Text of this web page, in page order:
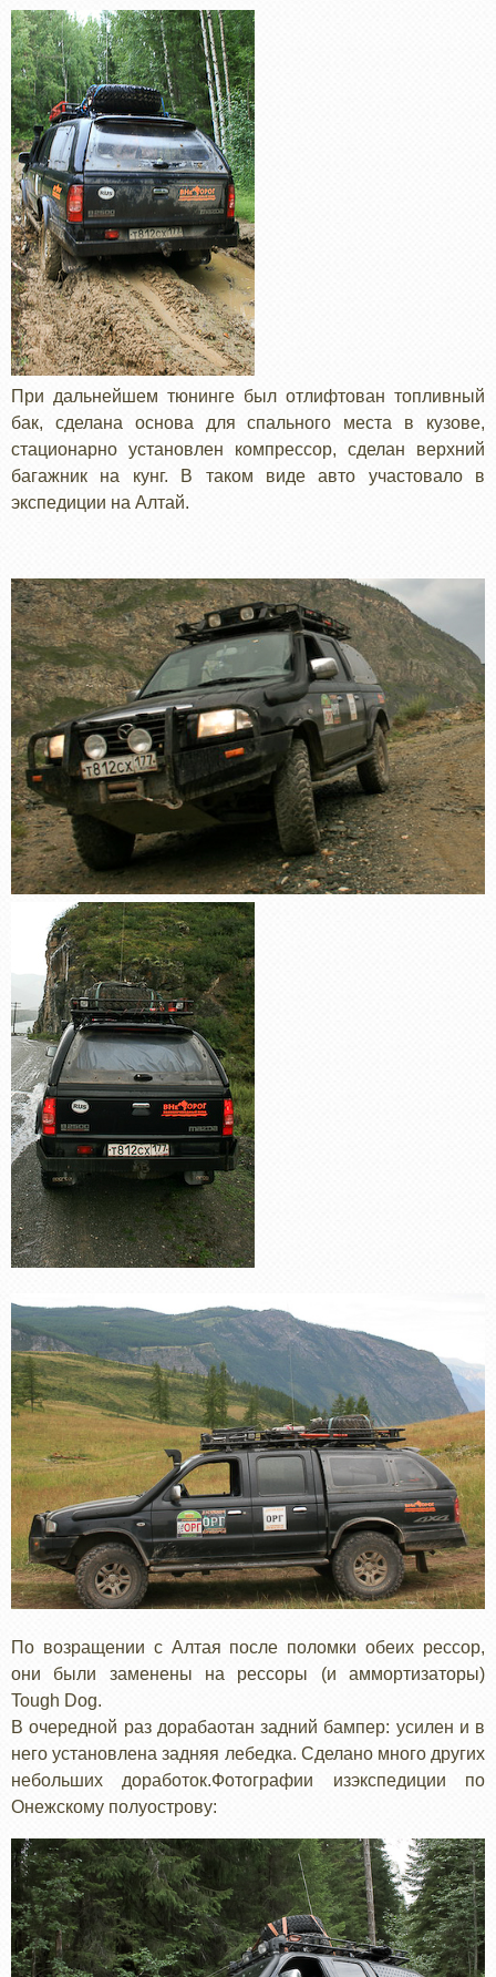
При дальнейшем тюнинге был отлифтован топливный
бак, сделана основа для спального места в кузове,
стационарно установлен компрессор, сделан верхний
багажник на кунг. В таком виде авто участовало в
экспедиции на Алтай.
По возращении с Алтая после поломки обеих рессор,
они были заменены на рессоры (и аммортизаторы)
Tough Dog.
В очередной раз дорабаотан задний бампер: усилен и в
него установлена задняя лебедка. Сделано много других
небольших доработок.Фотографии изэкспедиции по
Онежскому полуострову: